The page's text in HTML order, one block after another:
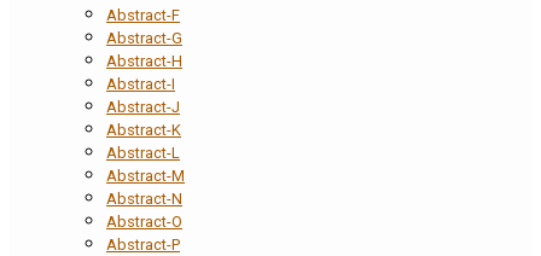
Abstract-F
Abstract-G
Abstract-H
Abstract-I
Abstract-J
Abstract-K
Abstract-L
Abstract-M
Abstract-N
Abstract-O
Abstract-P